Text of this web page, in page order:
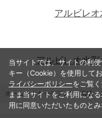
アルビレ
アルビレオ水
ホーム >スケッチブック・画紙 >
当サイトでは、サイトの利
キー（Cookie）を使用して
ライバシーポリシーをご覧
まま当サイトをご利用にな
用に同意いただいたものとみ